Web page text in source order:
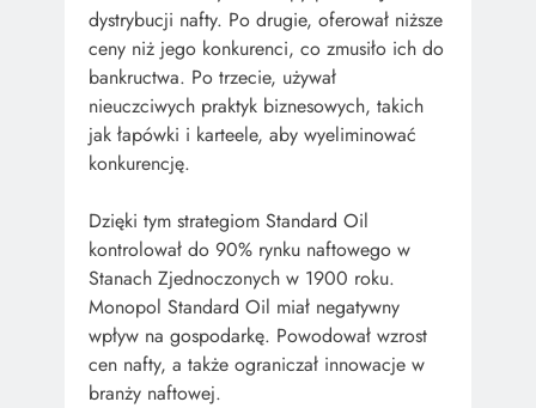
dystrybucji nafty. Po drugie, oferował niższe
ceny niż jego konkurenci, co zmusiło ich do
bankructwa. Po trzecie, używał
nieuczciwych praktyk biznesowych, takich
jak łapówki i karteele, aby wyeliminować
konkurencję.
Dzięki tym strategiom Standard Oil
kontrolował do 90% rynku naftowego w
Stanach Zjednoczonych w 1900 roku.
Monopol Standard Oil miał negatywny
wpływ na gospodarkę. Powodował wzrost
cen nafty, a także ograniczał innowacje w
branży naftowej.